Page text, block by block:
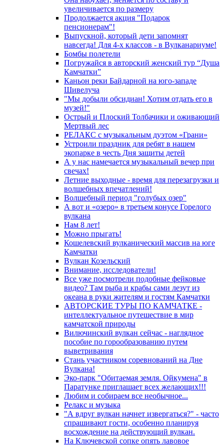
увеличивается по размеру
Продолжается акция "Подарок
пенсионерам"!
Выпускной, который дети запомнят
навсегда! Для 4-х классов - в Вулканариуме!
Бомбы полетели
Погружайся в авторский женский тур “Душа
Камчатки”
Каньон реки Байдарной на юго-западе
Шивелуча
"Мы добыли обсидиан! Хотим отдать его в
музей!"
Острый и Плоский Толбачики и оживающий
Мертвый лес
РЕЛАКС с музыкальным дуэтом «Грани»
Устроили праздник для ребят в нашем
экопарке в честь Дня защиты детей
А у нас намечается музыкальный вечер при
свечах!
Летние выходные - время для перезагрузки и
волшебных впечатлений!
Волшебный период "голубых озер"
А вот и «озеро» в третьем конусе Горелого
вулкана
Нам 8 лет!
Можно прыгать!
Кошелевский вулканический массив на юге
Камчатки
Вулкан Козельский
Внимание, исследователи!
Все уже посмотрели подобные фейковые
видео? Там рыба и крабы сами лезут из
океана в руки жителям и гостям Камчатки
АВТОРСКИЕ ТУРЫ ПО КАМЧАТКЕ -
интеллектуальное путешествие в мир
камчатской природы
Вилючинский вулкан сейчас - наглядное
пособие по горообразованию путем
выветривания
Стань участником соревнований на Дне
Вулкана!
Эко-парк "Обитаемая земля. Ойкумена" в
Паратунке приглашает всех желающих!!!
Любим и собираем все необычное...
Релакс и музыка
"А вдруг вулкан начнет извергаться?" - часто
спрашивают гости, особенно планируя
восхождение на действующий вулкан.
На Ключевской сопке опять лавовое